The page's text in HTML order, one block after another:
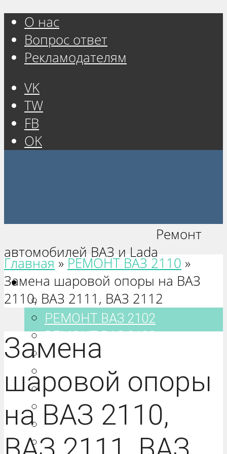
О нас
Вопрос ответ
Рекламодателям
VK
TW
FB
OK
Ремонт
автомобилей ВАЗ и Lada
Ваз 2101-2115
РЕМОНТ ВАЗ 2101
РЕМОНТ ВАЗ 2102
РЕМОНТ ВАЗ 2103
РЕМОНТ ВАЗ 2104
РЕМОНТ ВАЗ 2105
РЕМОНТ ВАЗ 2106
РЕМОНТ ВАЗ 2107
РЕМОНТ ВАЗ 2108
РЕМОНТ ВАЗ 2109
Главная » РЕМОНТ ВАЗ 2110 »
Замена шаровой опоры на ВАЗ
2110, ВАЗ 2111, ВАЗ 2112
Замена
шаровой опоры
на ВАЗ 2110,